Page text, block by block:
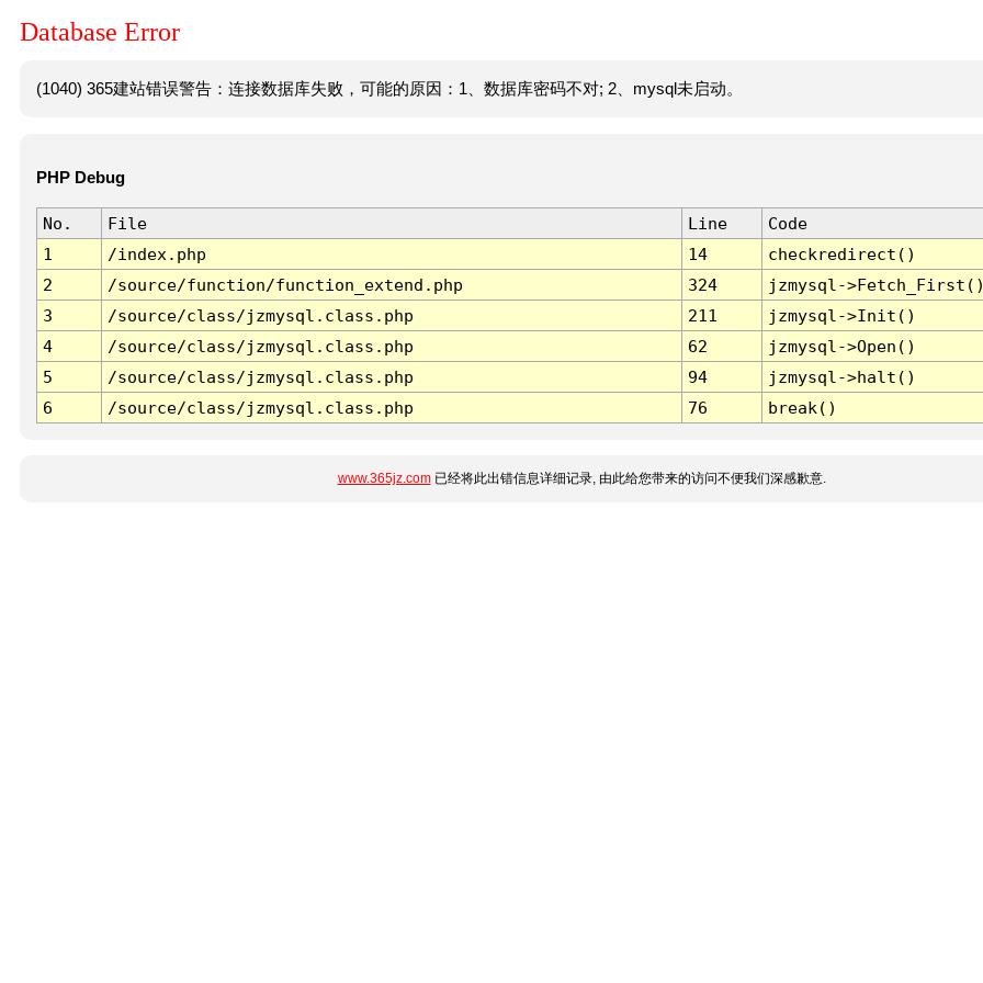
Database Error
(1040) 365建站错误警告：连接数据库失败，可能的原因：1、数据库密码不对; 2、mysql未启动。
PHP Debug
No. File Line
Code
1
/index.php 14
checkredirect()
2
/source/function/function_extend.php 324
jzmysql-
3
/source/class/jzmysql.class.php 211
jzmysql->Init()
4
/source/class/jzmysql.class.php 62
jzmysql->Open()
5
/source/class/jzmysql.class.php 94
jzmysql->halt()
6
/source/class/jzmysql.class.php 76 break()
www.365jz.com已经将此出错信息详细记录, 由此给您带来的访问不便我们深感歉意.